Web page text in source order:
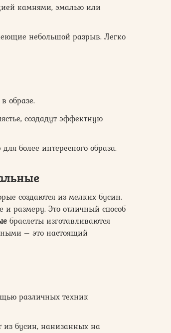
камнями, эмалью или
небольшой разрыв. Легко
образе.
создадут эффектную
более интересного образа.
создаются из мелких бусин.
размеру. Это отличный способ
браслеты изготавливаются
– это настоящий
различных техник
из бусин, нанизанных на